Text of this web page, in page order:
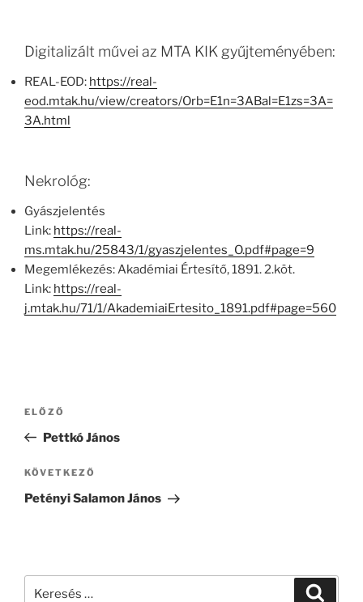
Digitalizált művei az MTA KIK gyűjteményében:
REAL-EOD: https://real-
eod.mtak.hu/view/creators/Orb=E1n=3ABal=E1zs=3A=
3A.html
Nekrológ:
Gyászjelentés
Link: https://real-
ms.mtak.hu/25843/1/gyaszjelentes_O.pdf#page=9
Megemlékezés: Akadémiai Értesítő, 1891. 2.köt.
Link: https://real-
j.mtak.hu/71/1/AkademiaiErtesito_1891.pdf#page=560
Bejegyzés
Korábbi
bejegyzés
ELŐZŐ
Pettkó János
Következő
bejegyzés
KÖVETKEZŐ
Petényi Salamon János